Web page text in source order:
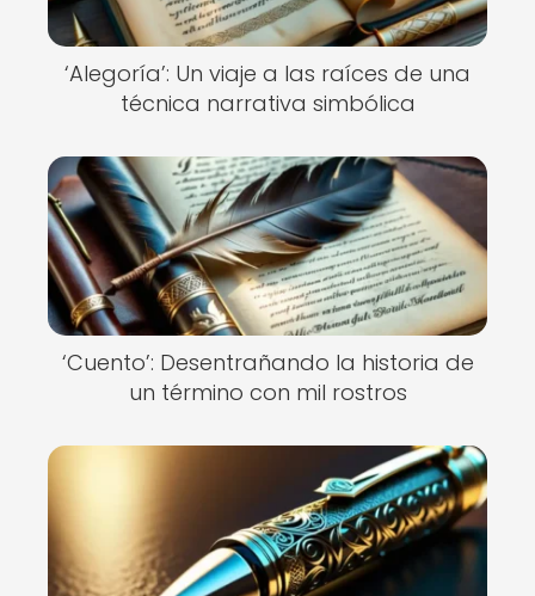
‘Alegoría’: Un viaje a las raíces de una
técnica narrativa simbólica
‘Cuento’: Desentrañando la historia de
un término con mil rostros